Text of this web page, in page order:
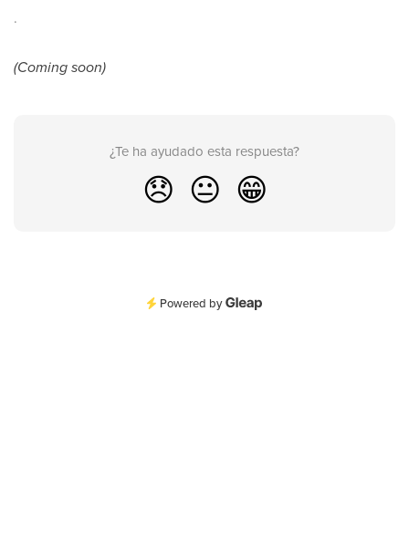
.
(Coming soon)
¿Te ha ayudado esta respuesta?
😞 😐 😁
Powered by